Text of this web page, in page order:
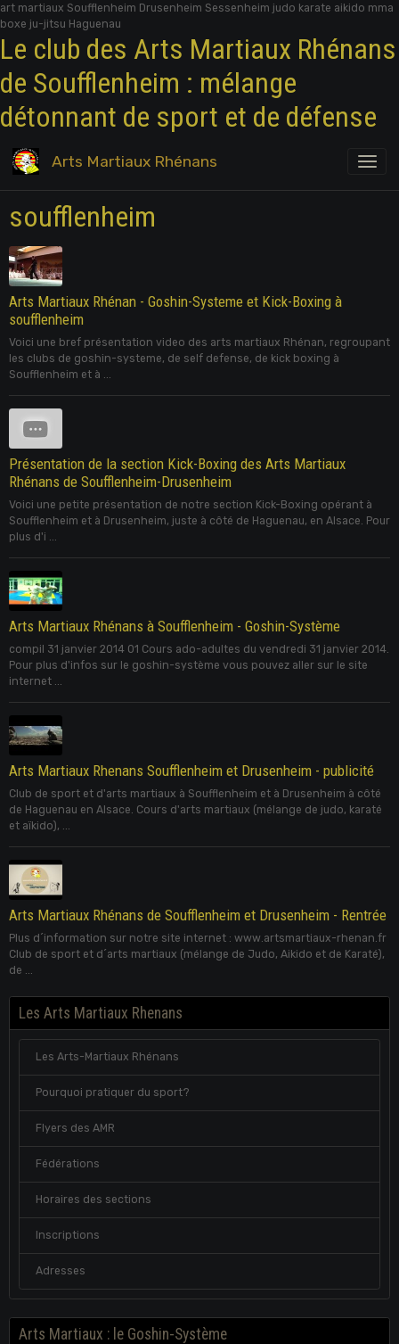
art martiaux Soufflenheim Drusenheim Sessenheim judo karate aikido mma
boxe ju-jitsu Haguenau
Le club des Arts Martiaux Rhénans
de Soufflenheim : mélange
détonnant de sport et de défense
Arts Martiaux Rhénans
soufflenheim
Arts Martiaux Rhénan - Goshin-Systeme et Kick-Boxing à
soufflenheim
Voici une bref présentation video des arts martiaux Rhénan, regroupant
les clubs de goshin-systeme, de self defense, de kick boxing à
Soufflenheim et à ...
Présentation de la section Kick-Boxing des Arts Martiaux
Rhénans de Soufflenheim-Drusenheim
Voici une petite présentation de notre section Kick-Boxing opérant à
Soufflenheim et à Drusenheim, juste à côté de Haguenau, en Alsace. Pour
plus d'i ...
Arts Martiaux Rhénans à Soufflenheim - Goshin-Système
compil 31 janvier 2014 01 Cours ado-adultes du vendredi 31 janvier 2014.
Pour plus d'infos sur le goshin-système vous pouvez aller sur le site
internet ...
Arts Martiaux Rhenans Soufflenheim et Drusenheim - publicité
Club de sport et d'arts martiaux à Soufflenheim et à Drusenheim à côté
de Haguenau en Alsace. Cours d'arts martiaux (mélange de judo, karaté
et aïkido), ...
Arts Martiaux Rhénans de Soufflenheim et Drusenheim - Rentrée
Plus d´information sur notre site internet : www.artsmartiaux-rhenan.fr
Club de sport et d´arts martiaux (mélange de Judo, Aikido et de Karaté),
de ...
Les Arts Martiaux Rhenans
Les Arts-Martiaux Rhénans
Pourquoi pratiquer du sport?
Flyers des AMR
Fédérations
Horaires des sections
Inscriptions
Adresses
Arts Martiaux : le Goshin-Système